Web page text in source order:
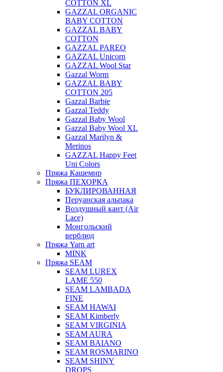
COTTON XL
GAZZAL ORGANIC
BABY COTTON
GAZZAL BABY
COTTON
GAZZAL PAREO
GAZZAL Unicorn
GAZZAL Wool Star
Gazzal Worm
GAZZAL BABY
COTTON 205
Gazzal Barbie
Gazzal Teddy
Gazzal Baby Wool
Gazzal Baby Wool XL
Gazzal Marilyn &
Merinos
GAZZAL Happy Feet
Uni Colors
Пряжа Кашемир
Пряжа ПЕХОРКА
БУКЛИРОВАННАЯ
Перуанская альпака
Воздушный кант (Air
Lace)
Монгольский
верблюд
Пряжа Yarn art
MINK
Пряжа SEAM
SEAM LUREX
LAME 550
SEAM LAMBADA
FINE
SEAM HAWAI
SEAM Kimberly
SEAM VIRGINIA
SEAM AURA
SEAM BAIANO
SEAM ROSMARINO
SEAM SHINY
DROPS